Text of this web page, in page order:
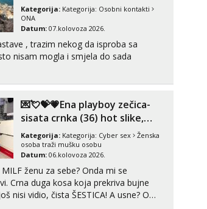
Kategorija: Kategorija: Osobni kontakti
ONA
Datum: 07.kolovoza 2026.
, trazim nekog da isproba sa
nisam mogla i smjela do sada
💌💘💝💗Ena playboy zečica-
sisata crnka (36) hot slike,
videa i c2c💗
Kategorija: Kategorija: Cyber sex
Ženska
osoba traži mušku osobu
Datum: 06.kolovoza 2026.
ženu za sebe? Onda mi se
Crna duga kosa koja prekriva bujne
nisi vidio, čista ŠESTICA! A usne? O